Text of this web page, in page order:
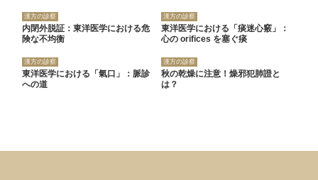
漢方の診察
内閉外脱証：東洋医学における危
険な不均衡
漢方の診察
東洋医学における「痰迷心竅」：
心の orifices を塞ぐ痰
漢方の診察
東洋医学における「氣口」：脈診
への道
漢方の診察
秋の乾燥に注意！燥邪犯肺證と
は？